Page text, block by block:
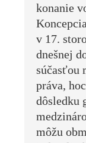
konanie
v 17.
dnešnej
súčasťou
práva,
dôsledku
môžu